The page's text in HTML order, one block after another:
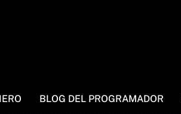
BLOG DEL PROGRAMADOR